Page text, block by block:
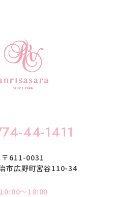
44-1411
〒611-0031
市広野町宮谷110-34
10:00〜18:00